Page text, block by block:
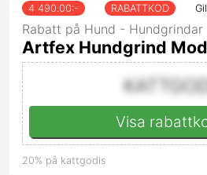
4 490.00:- RABATTKOD
Rabatt på Hund - Hundgrindar
Artfex Hundgrind
Visa
20% på kattgodis